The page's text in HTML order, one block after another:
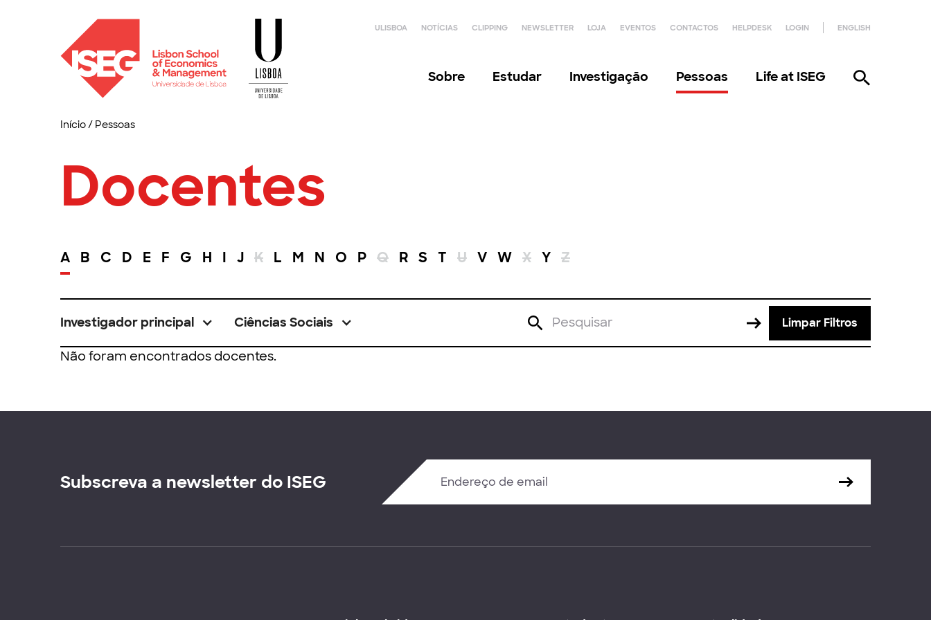
ULISBOA NOTÍCIAS CLIPPING NEWSLETTER LOJA EVENTOS CONTACTOS HELPDESK LOGIN ENGLISH
Sobre Estudar Investigação Pessoas Life at ISEG
Início/ Pessoas
Docentes
A B C D E F G H I J K L M N O P Q R S T U V W X Y Z
Investigador principal Ciências Sociais Limpar Filtros
Não foram encontrados docentes.
Subscreva a newsletter do ISEG